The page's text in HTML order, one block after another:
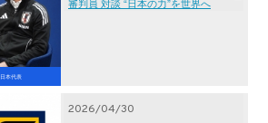
日本代表
2026/04/30